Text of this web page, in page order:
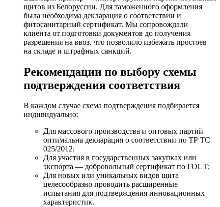
щитов из Белоруссии. Для таможенного оформления
была необходима декларация о соответствии и
фитосанитарный сертификат. Мы сопровождали
клиента от подготовки документов до получения
разрешения на ввоз, что позволило избежать простоев
на складе и штрафных санкций.
Рекомендации по выбору схемы
подтверждения соответствия
В каждом случае схема подтверждения подбирается
индивидуально:
Для массового производства и оптовых партий
оптимальна декларация о соответствии по ТР ТС
025/2012;
Для участия в государственных закупках или
экспорта — добровольный сертификат по ГОСТ;
Для новых или уникальных видов щита
целесообразно проводить расширенные
испытания для подтверждения инновационных
характеристик.